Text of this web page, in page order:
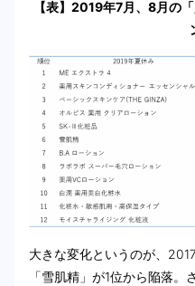
【表】2019年7月、8月の
大きな変化というのが、
「雪肌精」が1位から陥落。